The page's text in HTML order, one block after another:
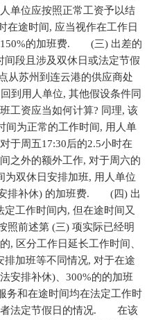
单位应按照正常工资予以结
在途时间, 应当视作在工作日
150%的加班费. (三) 出差的
段且涉及双休日或法定节假
苏州到连云港的供应商处
到用人单位, 其他假设条件同
工资应当如何计算? 同理, 该
间为正常的工作时间, 用人单
于周五17:30后的2.5小时在
之外的额外工作, 对于周六的
为双休日安排加班, 用人单位
安排补休) 的加班费. (四) 出
工作时间内, 但在途时间又
前述第 (三) 项实际已经明
, 区分工作日延长工作时间、
加班等不同情况, 对于在途
安排补休)、300%的的加班
和在途时间均在法定工作时
者法定节假日的情况. 在该